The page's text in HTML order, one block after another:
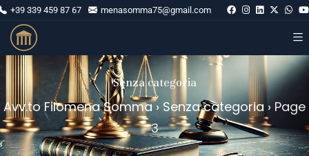
+39 339 459 87 67 menasomma75@gmail.com
Senza categoria
Avv.to Filomena Somma› Senza categoria › Page
3